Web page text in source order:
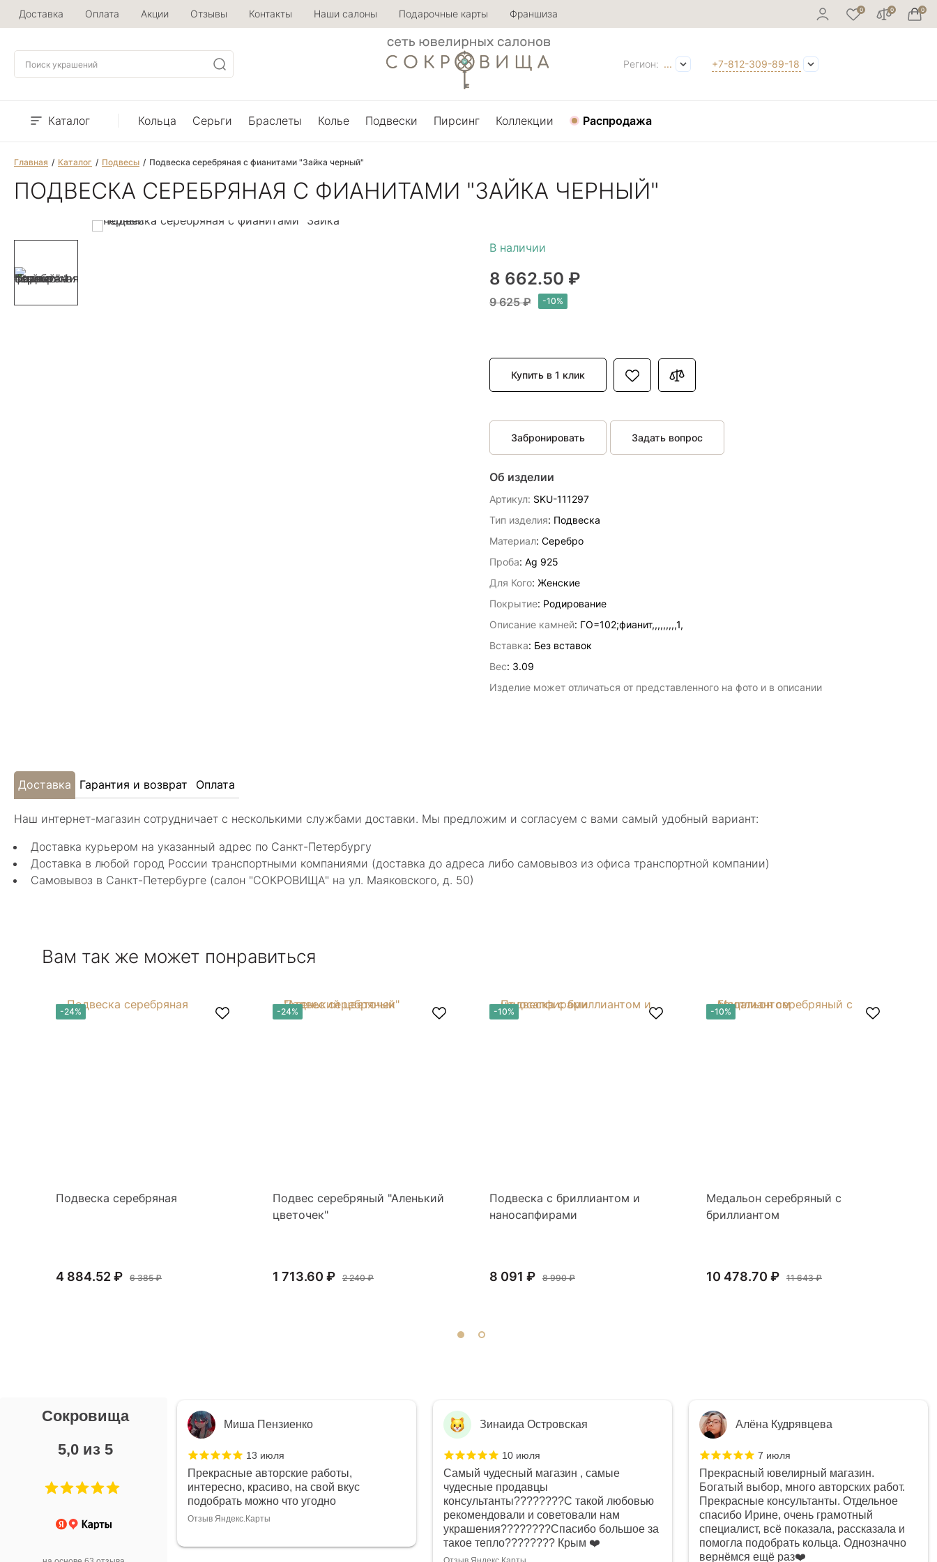
Доставка Оплата Акции Отзывы Контакты Наши салоны Подарочные карты Франшиза
Регион: ... +7-812-309-89-18
Каталог Кольца Серьги Браслеты Колье Подвески Пирсинг Коллекции Распродажа
Главная Каталог Подвесы Подвеска серебряная с фианитами "Зайка черный"
ПОДВЕСКА СЕРЕБРЯНАЯ С ФИАНИТАМИ "ЗАЙКА ЧЕРНЫЙ"
8 662.50 ₽
9 625 ₽
Купить в 1 клик
Забронировать Задать вопрос
Об изделии
Артикул: SKU-111297
Тип изделия: Подвескa
Материал: Серебро
Проба: Ag 925
Для Кого: Женские
Покрытие: Родирование
Описание камней: ГО=102;фианит,,,,,,,,,1,
Вставка: Без вставок
Вес: 3.09
Изделие может отличаться от представленного на фото и в описании
Доставка Гарантия и возврат Оплата
Наш интернет-магазин сотрудничает с несколькими службами доставки. Мы предложим и согласуем с вами самый удобный вариант:
Доставка курьером на указанный адрес по Санкт-Петербургу
Доставка в любой город России транспортными компаниями (доставка до адреса либо самовывоз из офиса транспортной компании)
Самовывоз в Санкт-Петербурге (салон "СОКРОВИЩА" на ул. Маяковского, д. 50)
Вам так же может понравиться
-24%
Подвеска серебряная
4 884.52 ₽ 6 385 ₽
-24%
Подвес серебряный "Аленький
цветочек"
1 713.60 ₽ 2 240 ₽
-10%
Подвеска с бриллиантом и
наносапфирами
8 091 ₽ 8 990 ₽
-10%
Медальон серебряный с
бриллиантом
10 478.70 ₽ 11 643 ₽
Сокровища
5,0 из 5
и завораживает
Миша Пензиенко
13 июля
Прекрасные авторские работы,
интересно, красиво, на свой вкус
подобрать можно что угодно
Отзыв Яндекс.Карты
Зинаида Островская
10 июля
Самый чудесный магазин , самые
чудесные продавцы
консультанты????????С такой любовью
рекомендовали и советовали нам
украшения????????Спасибо большое за
такое тепло???????? Крым ❤️
Алёна Кудрявцева
7 июля
Прекрасный ювелирный магазин.
Богатый выбор, много авторских работ.
Прекрасные консультанты. Отдельное
спасибо Ирине, очень грамотный
специалист, всё показала, рассказала и
помогла подобрать кольца. Однозначно
вернёмся ещё раз❤️